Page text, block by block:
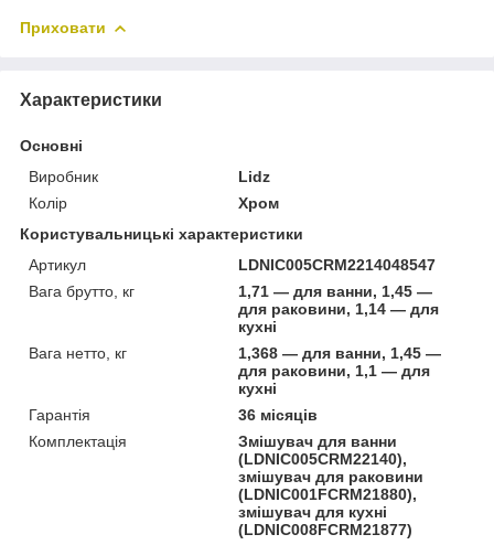
Приховати
Характеристики
Основні
Виробник
Lidz
Колір
Хром
Користувальницькі характеристики
Артикул
LDNIC005CRM2214048547
Вага брутто, кг
1,71 — для ванни, 1,45 —
для раковини, 1,14 — для
кухні
Вага нетто, кг
1,368 — для ванни, 1,45 —
для раковини, 1,1 — для
кухні
Гарантія
36 місяців
Комплектація
Змішувач для ванни
(LDNIC005CRM22140),
змішувач для раковини
(LDNIC001FCRM21880),
змішувач для кухні
(LDNIC008FCRM21877)